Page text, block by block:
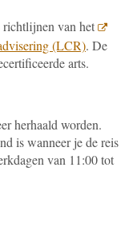
richtlijnen van het
(LCR). De
arts.
herhaald worden.
is wanneer je de reis
van 11:00 tot